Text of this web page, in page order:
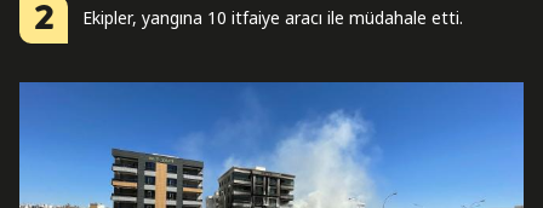
2 Ekipler, yangına 10 itfaiye aracı ile müdahale etti.